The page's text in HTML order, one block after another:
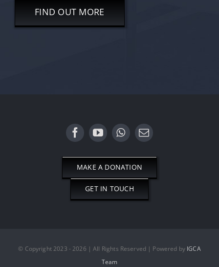
FIND OUT MORE
MAKE A DONATION
GET IN TOUCH
© Copyright 2023 - 2026 | All Rights Reserved | Powered by IGCA
Team